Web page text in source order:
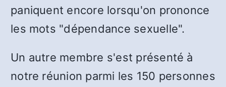
paniquent encore lorsqu'on prononce
les mots "dépendance sexuelle".
Un autre membre s'est présenté à
notre réunion parmi les 150 personnes